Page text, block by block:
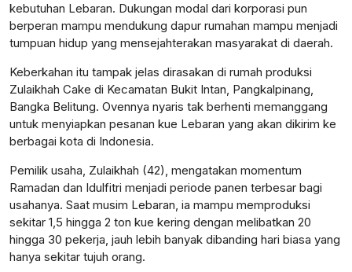
postsumatera.id
kebutuhan Lebaran. Dukungan modal dari korporasi pun
berperan mampu mendukung dapur rumahan mampu menjadi
tumpuan hidup yang mensejahterakan masyarakat di daerah.
Keberkahan itu tampak jelas dirasakan di rumah produksi
Zulaikhah Cake di Kecamatan Bukit Intan, Pangkalpinang,
Bangka Belitung. Ovennya nyaris tak berhenti memanggang
untuk menyiapkan pesanan kue Lebaran yang akan dikirim ke
berbagai kota di Indonesia.
Pemilik usaha, Zulaikhah (42), mengatakan momentum
Ramadan dan Idulfitri menjadi periode panen terbesar bagi
usahanya. Saat musim Lebaran, ia mampu memproduksi
sekitar 1,5 hingga 2 ton kue kering dengan melibatkan 20
hingga 30 pekerja, jauh lebih banyak dibanding hari biasa yang
hanya sekitar tujuh orang.